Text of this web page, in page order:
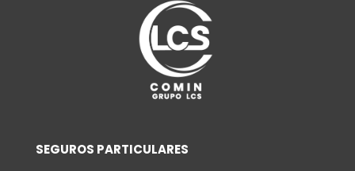
SEGUROS PARTICULARES